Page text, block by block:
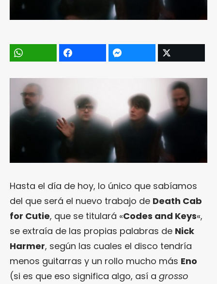
Hasta el día de hoy, lo único que sabíamos
del que será el nuevo trabajo de Death Cab
for Cutie, que se titulará «Codes and Keys«,
se extraía de las propias palabras de Nick
Harmer, según las cuales el disco tendría
menos guitarras y un rollo mucho más Eno
(si es que eso significa algo, así a grosso